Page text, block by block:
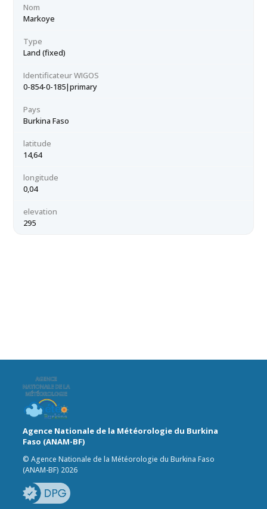
Nom
Markoye
Type
Land (fixed)
Identificateur WIGOS
0-854-0-185|primary
Pays
Burkina Faso
latitude
14,64
longitude
0,04
elevation
295
Agence Nationale de la Météorologie du Burkina
Faso (ANAM-BF)
© Agence Nationale de la Météorologie du Burkina Faso
(ANAM-BF) 2026